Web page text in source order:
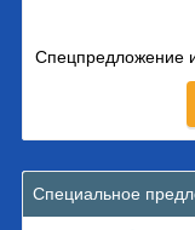
Спецпредложение
Специальное